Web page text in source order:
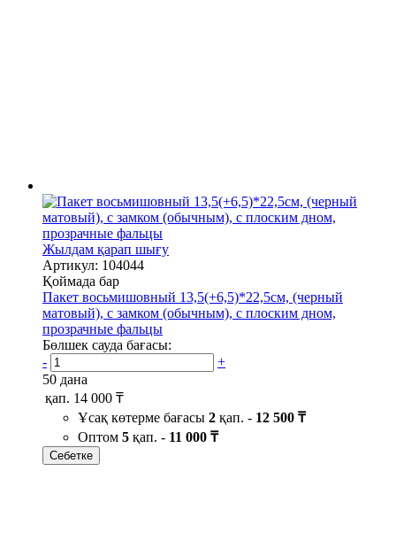
Жылдам қарап шығу
Артикул: 104044
Қоймада бар
Пакет восьмишовный 13,5(+6,5)*22,5см, (черный
матовый), с замком (обычным), с плоским дном,
прозрачные фальцы
Бөлшек сауда бағасы:
-
+
50 дана
қап. 14 000 ₸
Ұсақ көтерме бағасы 2 қап. - 12 500 ₸
Оптом 5 қап. - 11 000 ₸
Себетке